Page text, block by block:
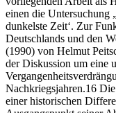
einen die Untersuchung
dunkelste Zeit‘. Zur
Deutschlands und den
(1990) von Helmut
der Diskussion um eine
Nachkriegsjahren.16 Die
einer historischen